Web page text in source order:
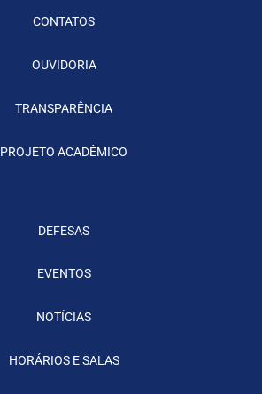
CONTATOS
OUVIDORIA
TRANSPARÊNCIA
PROJETO ACADÊMICO
DEFESAS
EVENTOS
NOTÍCIAS
HORÁRIOS E SALAS